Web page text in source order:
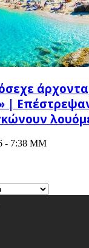
|
- 7:38 ΜΜ